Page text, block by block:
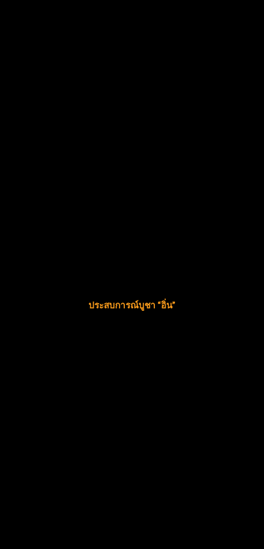
ประสบการณ์บูชา “อิ่น”